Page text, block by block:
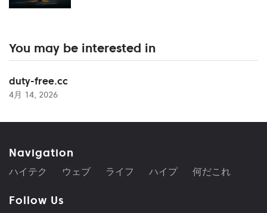
You may be interested in
duty-free.cc
4月 14, 2026
Navigation
ハイテク ウェブ ライフ ハイプ 何だこれ
Follow Us